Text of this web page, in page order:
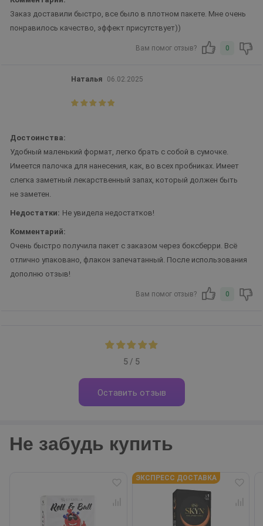
Заказ доставили быстро, все было в плотном пакете. Мне очень
понравилось качество, эффект присутствует))
Вам помог отзыв? 0
Наталья 06.02.2025
Достоинства:
Удобный маленький формат, легко брать с собой в сумочке.
Имеется палочка для нанесения, как, во всех пробниках. Имеет
слегка заметный лекарственный запах, который должен быть
не заметен.
Недостатки: Не увидела недостатков!
Комментарий:
Очень быстро получила пакет с заказом через боксберри. Всё
отлично упаковано, флакон запечатанный. После использования
дополню отзыв!
Вам помог отзыв? 0
5 / 5
Оставить отзыв
Не забудь купить
ЭКСПРЕСС ДОСТАВКА